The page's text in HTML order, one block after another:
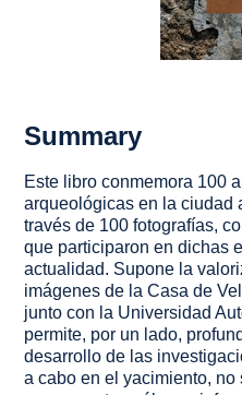
Summary
Este libro conmemora 100
arqueológicas en la ciudad
través de 100 fotografías,
que participaron en dichas
actualidad. Supone la
imágenes de la Casa de
junto con la Universidad
permite, por un lado,
desarrollo de las
a cabo en el yacimiento,